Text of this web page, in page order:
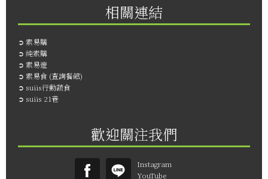
相關連結
➲ 素易購
➲ 純素購
➲ 素易遊
➲ 素易食 (查詢餐館)
➲ suiis行動蔬食
➲ suiis 21巷
歡迎關注我們
Instagram
YouTube